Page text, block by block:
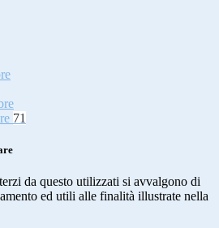
71
da questo utilizzati si avvalgono di
ed utili alle finalità illustrate nella